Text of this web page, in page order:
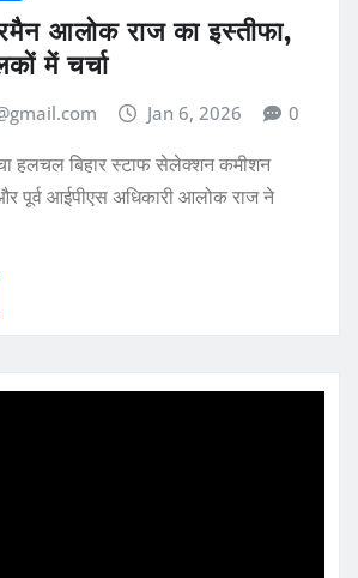
आलोक राज का इस्तीफा,
में चर्चा
Jan 6, 2026 0
हलचल बिहार स्टाफ सेलेक्शन कमीशन
पूर्व आईपीएस अधिकारी आलोक राज ने